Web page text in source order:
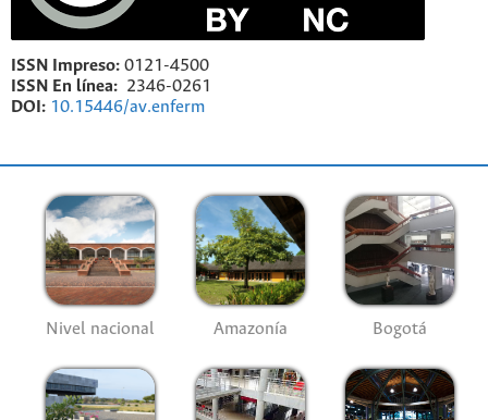
ISSN Impreso: 0121-4500
ISSN En línea: 2346-0261
DOI: 10.15446/av.enferm
Nivel nacional Amazonía Bogotá